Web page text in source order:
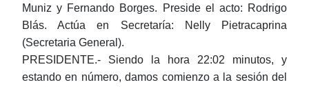
Muniz y Fernando Borges. Preside el acto: Rodrigo
Blás. Actúa en Secretaría: Nelly Pietracaprina
(Secretaria General).
PRESIDENTE.- Siendo la hora 22:02 minutos, y
estando en número, damos comienzo a la sesión del